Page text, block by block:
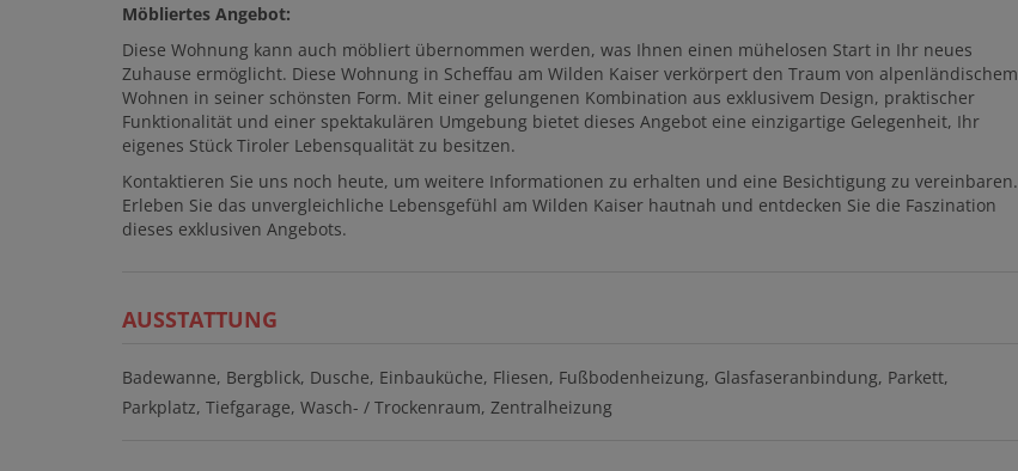
Möbliertes Angebot:
Diese Wohnung kann auch möbliert übernommen werden, was Ihnen einen mühelosen Start in Ihr neues
Zuhause ermöglicht. Diese Wohnung in Scheffau am Wilden Kaiser verkörpert den Traum von alpenländischem
Wohnen in seiner schönsten Form. Mit einer gelungenen Kombination aus exklusivem Design, praktischer
Funktionalität und einer spektakulären Umgebung bietet dieses Angebot eine einzigartige Gelegenheit, Ihr
eigenes Stück Tiroler Lebensqualität zu besitzen.
Kontaktieren Sie uns noch heute, um weitere Informationen zu erhalten und eine Besichtigung zu vereinbaren.
Erleben Sie das unvergleichliche Lebensgefühl am Wilden Kaiser hautnah und entdecken Sie die Faszination
dieses exklusiven Angebots.
AUSSTATTUNG
Badewanne Bergblick Dusche Einbauküche Fliesen Fußbodenheizung Glasfaseranbindung Parkett
Parkplatz Tiefgarage Wasch- / Trockenraum Zentralheizung